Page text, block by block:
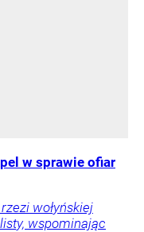
w sprawie ofiar
wołyńskiej
wspominając